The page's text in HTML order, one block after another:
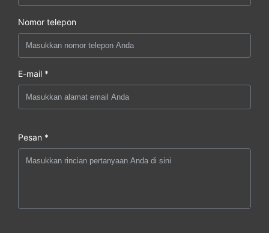
Nomor telepon
E-mail *
Pesan *